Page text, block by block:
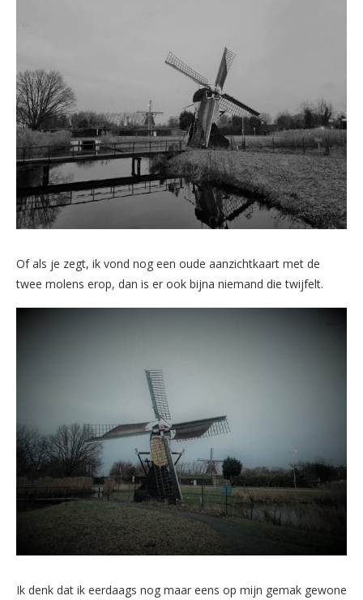
Of als je zegt, ik vond nog een oude aanzichtkaart met de
twee molens erop, dan is er ook bijna niemand die twijfelt.
Ik denk dat ik eerdaags nog maar eens op mijn gemak gewone